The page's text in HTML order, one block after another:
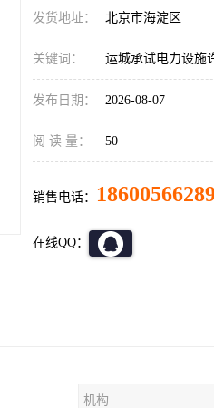
发货地址： 北京市海淀区
关键词： 运城承试电力设施
发布日期： 2026-08-07
阅 读 量： 50
销售电话：
在线QQ：
机构